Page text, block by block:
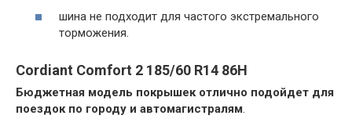
шина не подходит для частого экстремального
торможения.
Cordiant Comfort 2 185/60 R14 86H
Бюджетная модель покрышек отлично подойдет для
поездок по городу и автомагистралям.